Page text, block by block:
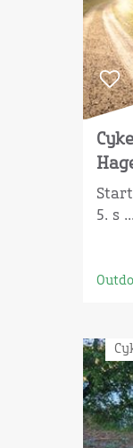
5. s ...